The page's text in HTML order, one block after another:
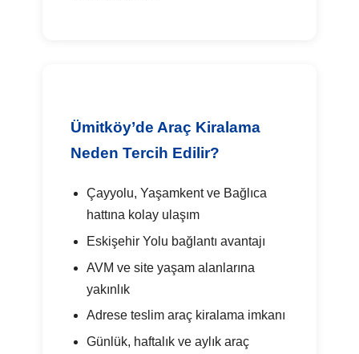
Ümitköy’de Araç Kiralama
Neden Tercih Edilir?
Çayyolu, Yaşamkent ve Bağlıca
hattına kolay ulaşım
Eskişehir Yolu bağlantı avantajı
AVM ve site yaşam alanlarına
yakınlık
Adrese teslim araç kiralama imkanı
Günlük, haftalık ve aylık araç